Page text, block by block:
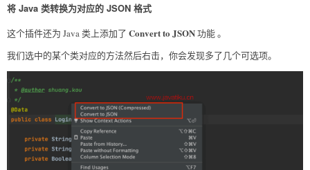
将 Java 类转换为对应的 JSON 格式
这个插件还为 Java 类上添加了 Convert to JSON功能 。
我们选中的某个类对应的方法然后右击，你会发现多了几个可选项。